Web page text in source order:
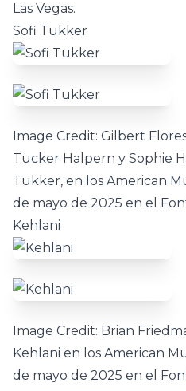
Las Vegas.
Sofi Tukker
Image Credit: Gilbert
Tucker Halpern y Sophie
Tukker, en los American
de mayo de 2025 en el
Kehlani
Image Credit: Brian
Kehlani en los American
de mayo de 2025 en el